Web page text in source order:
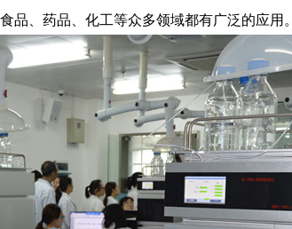
品、药品、化工等众多领域都有广泛的应用。